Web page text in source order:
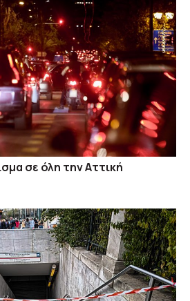
σε όλη την Αττική